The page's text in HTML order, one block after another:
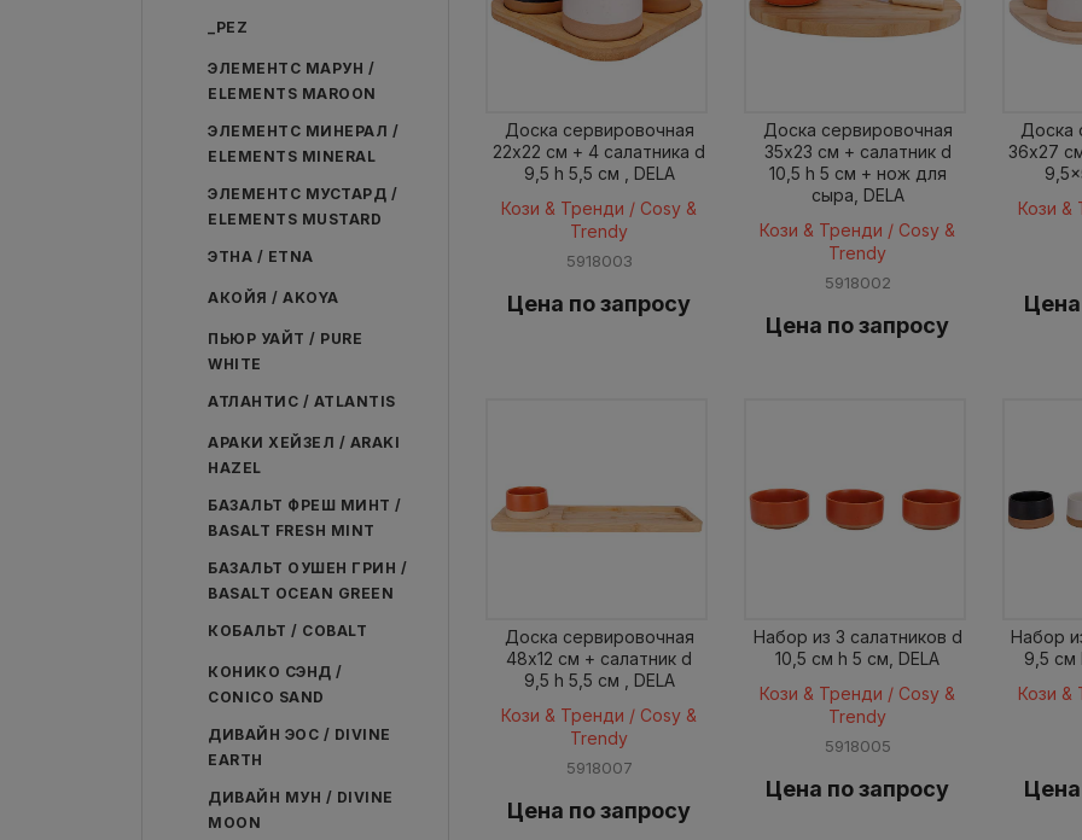
_PEZ
ЭЛЕМЕНТС МАРУН /
ELEMENTS MAROON
ЭЛЕМЕНТС МИНЕРАЛ /
ELEMENTS MINERAL
ЭЛЕМЕНТС МУСТАРД /
ELEMENTS MUSTARD
ЭТНА / ETNA
АКОЙЯ / AKOYA
ПЬЮР УАЙТ / PURE
WHITE
АТЛАНТИС / ATLANTIS
АРАКИ ХЕЙЗЕЛ / ARAKI
HAZEL
БАЗАЛЬТ ФРЕШ МИНТ /
BASALT FRESH MINT
БАЗАЛЬТ ОУШЕН ГРИН /
BASALT OCEAN GREEN
КОБАЛЬТ / COBALT
КОНИКО СЭНД /
CONICO SAND
ДИВАЙН ЭОС / DIVINE
EARTH
ДИВАЙН МУН / DIVINE
MOON
Доска сервировочная
22x22 см + 4 салатника d
9,5 h 5,5 см , DELA
Кози & Тренди / Cosy &
Trendy
5918003
Цена по запросу
Доска сервировочная
35x23 см + салатник d
10,5 h 5 см + нож для
сыра, DELA
Кози & Тренди / Cosy &
Trendy
5918002
Цена по запросу
Доска
36x27
Кози &
Доска сервировочная
48x12 см + салатник d
9,5 h 5,5 см , DELA
Кози & Тренди / Cosy &
Trendy
5918007
Цена по запросу
Набор из 3 салатников d
10,5 см h 5 см, DELA
Кози & Тренди / Cosy &
Trendy
5918005
Цена по запросу
Набор
9,5 см
Кози &